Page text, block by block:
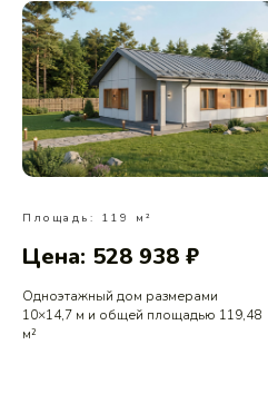
Площадь: 119 м²
Цена: 528 938 ₽
Одноэтажный дом размерами
10×14,7 м и общей площадью 119,48
м²